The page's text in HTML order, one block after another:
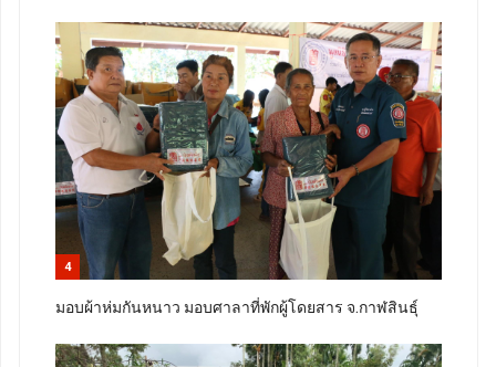
4
มอบผ้าห่มกันหนาว มอบศาลาที่พักผู้โดยสาร จ.กาฬสินธุ์